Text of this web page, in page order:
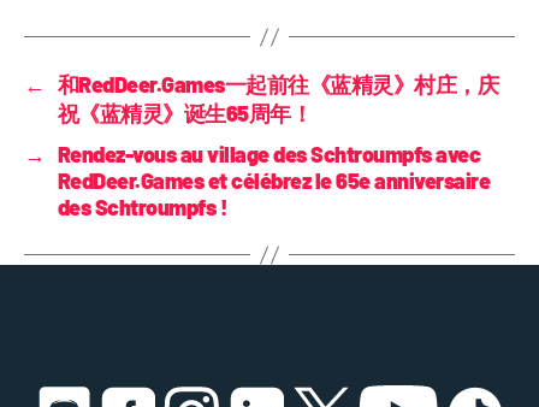
← 和RedDeer.Games一起前往《蓝精灵》村庄，庆
祝《蓝精灵》诞生65周年！
→ Rendez-vous au village des Schtroumpfs avec
RedDeer.Games et célébrez le 65e anniversaire
des Schtroumpfs !